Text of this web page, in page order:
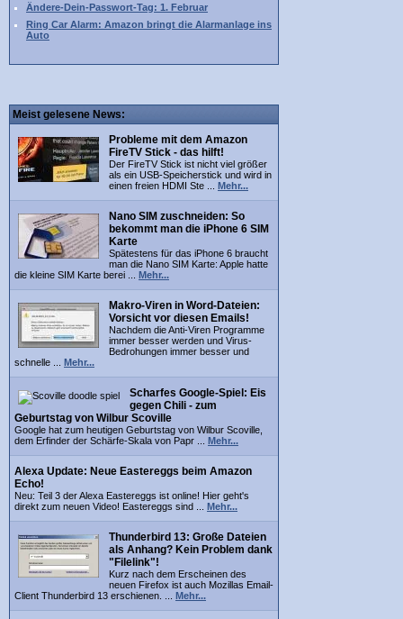
Ändere-Dein-Passwort-Tag: 1. Februar
Ring Car Alarm: Amazon bringt die Alarmanlage ins
Auto
Meist gelesene News:
Probleme mit dem Amazon
FireTV Stick - das hilft!
Der FireTV Stick ist nicht viel größer
als ein USB-Speicherstick und wird in
einen freien HDMI Ste ... Mehr...
Nano SIM zuschneiden: So
bekommt man die iPhone 6 SIM
Karte
Spätestens für das iPhone 6 braucht
man die Nano SIM Karte: Apple hatte
die kleine SIM Karte berei ... Mehr...
Makro-Viren in Word-Dateien:
Vorsicht vor diesen Emails!
Nachdem die Anti-Viren Programme
immer besser werden und Virus-
Bedrohungen immer besser und
schnelle ... Mehr...
Scharfes Google-Spiel: Eis
gegen Chili - zum
Geburtstag von Wilbur Scoville
Google hat zum heutigen Geburtstag von Wilbur Scoville,
dem Erfinder der Schärfe-Skala von Papr ... Mehr...
Alexa Update: Neue Eastereggs beim Amazon
Echo!
Neu: Teil 3 der Alexa Eastereggs ist online! Hier geht's
direkt zum neuen Video! Eastereggs sind ... Mehr...
Thunderbird 13: Große Dateien
als Anhang? Kein Problem dank
"Filelink"!
Kurz nach dem Erscheinen des
neuen Firefox ist auch Mozillas Email-
Client Thunderbird 13 erschienen. ... Mehr...